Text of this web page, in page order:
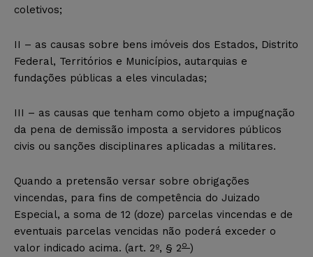
coletivos;
II – as causas sobre bens imóveis dos Estados, Distrito
Federal, Territórios e Municípios, autarquias e
fundações públicas a eles vinculadas;
III – as causas que tenham como objeto a impugnação
da pena de demissão imposta a servidores públicos
civis ou sanções disciplinares aplicadas a militares.
Quando a pretensão versar sobre obrigações
vincendas, para fins de competência do Juizado
Especial, a soma de 12 (doze) parcelas vincendas e de
eventuais parcelas vencidas não poderá exceder o
valor indicado acima. (art. 2º, § 2o )